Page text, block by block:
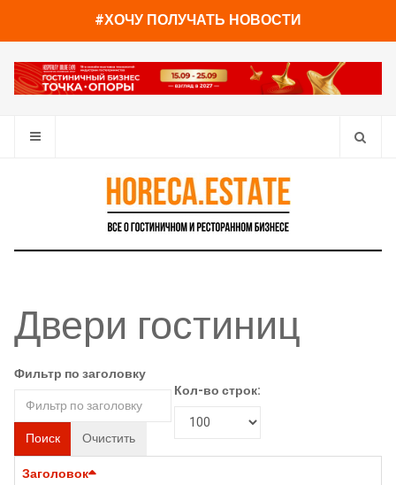
#ХОЧУ ПОЛУЧАТЬ НОВОСТИ
Двери гостиниц
Фильтр по заголовку
Поиск Очистить
Кол-во строк:
Заголовок